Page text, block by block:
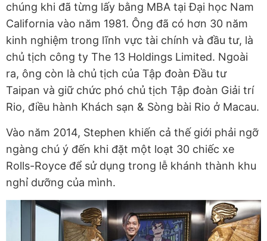
chúng khi đã từng lấy bằng MBA tại Đại học Nam
California vào năm 1981. Ông đã có hơn 30 năm
kinh nghiệm trong lĩnh vực tài chính và đầu tư, là
chủ tịch công ty The 13 Holdings Limited. Ngoài
ra, ông còn là chủ tịch của Tập đoàn Đầu tư
Taipan và giữ chức phó chủ tịch Tập đoàn Giải trí
Rio, điều hành Khách sạn & Sòng bài Rio ở Macau.
Vào năm 2014, Stephen khiến cả thế giới phải ngỡ
ngàng chú ý đến khi đặt một loạt 30 chiếc xe
Rolls-Royce để sử dụng trong lễ khánh thành khu
nghỉ dưỡng của mình.